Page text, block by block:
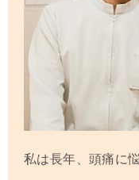
私は長年、頭痛に